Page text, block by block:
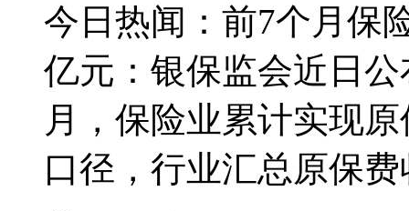
今日热闻：前7个月保
亿元：银保监会近日
月，保险业累计实现
口径，行业汇总原保